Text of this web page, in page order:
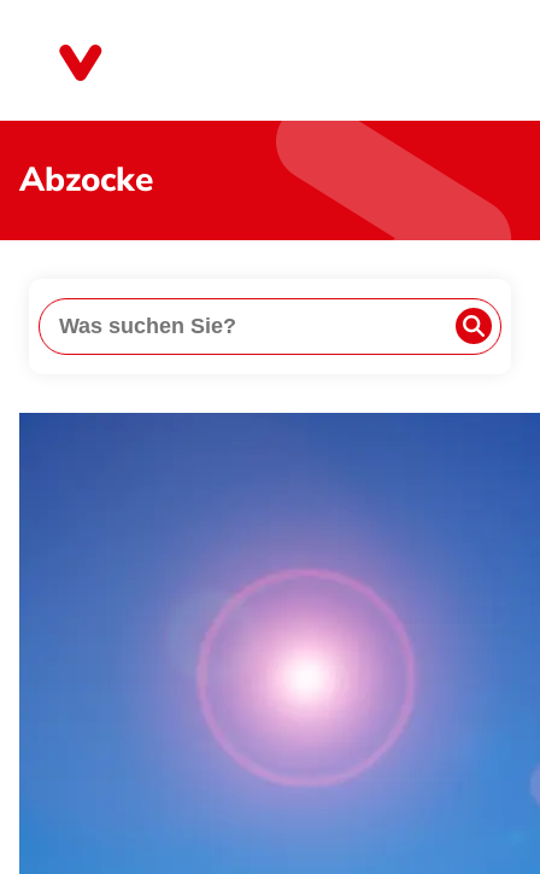
Abzocke